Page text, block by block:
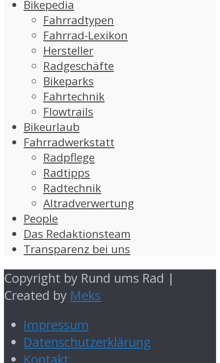
Bikepedia
Fahrradtypen
Fahrrad-Lexikon
Hersteller
Radgeschäfte
Bikeparks
Fahrtechnik
Flowtrails
Bikeurlaub
Fahrradwerkstatt
Radpflege
Radtipps
Radtechnik
Altradverwertung
People
Das Redaktionsteam
Transparenz bei uns
Copyright by Rund ums Rad |
Created by Meks
Impressum
Datenschutzerklärung
Kontakt